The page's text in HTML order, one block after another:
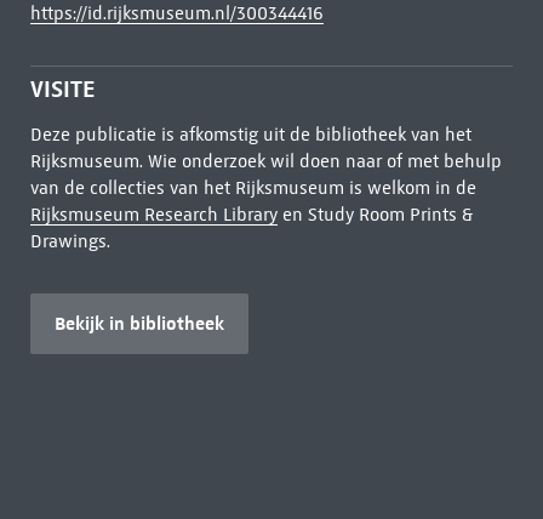
https://id.rijksmuseum.nl/300344416
VISITE
Deze publicatie is afkomstig uit de bibliotheek van het
Rijksmuseum. Wie onderzoek wil doen naar of met behulp
van de collecties van het Rijksmuseum is welkom in de
Rijksmuseum Research Libraryen Study Room Prints &
Drawings.
Bekijk in bibliotheek